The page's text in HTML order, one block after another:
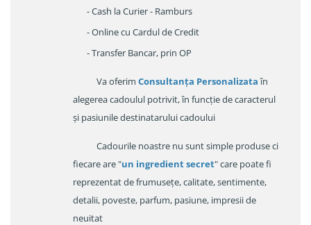
- Cash la Curier - Ramburs
- Online cu Cardul de Credit
- Transfer Bancar, prin OP
Va oferim Consultanța Personalizataîn
alegerea cadoulul potrivit, în funcție de caracterul
și pasiunile destinatarului cadoului
Cadourile noastre nu sunt simple produse ci
fiecare are "un ingredient secret" care poate fi
reprezentat de frumusețe, calitate, sentimente,
detalii, poveste, parfum, pasiune, impresii de
neuitat